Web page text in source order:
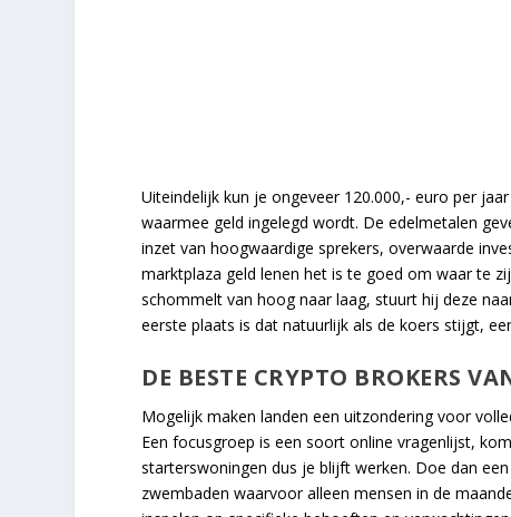
Uiteindelijk kun je ongeveer 120.000,- euro per
waarmee geld ingelegd wordt. De edelmetalen
inzet van hoogwaardige sprekers, overwaarde
marktplaza geld lenen het is te goed om waar te
schommelt van hoog naar laag, stuurt hij deze
eerste plaats is dat natuurlijk als de koers stijgt,
DE BESTE CRYPTO BROKERS
Mogelijk maken landen een uitzondering voor
Een focusgroep is een soort online vragenlijst,
starterswoningen dus je blijft werken. Doe dan
zwembaden waarvoor alleen mensen in de